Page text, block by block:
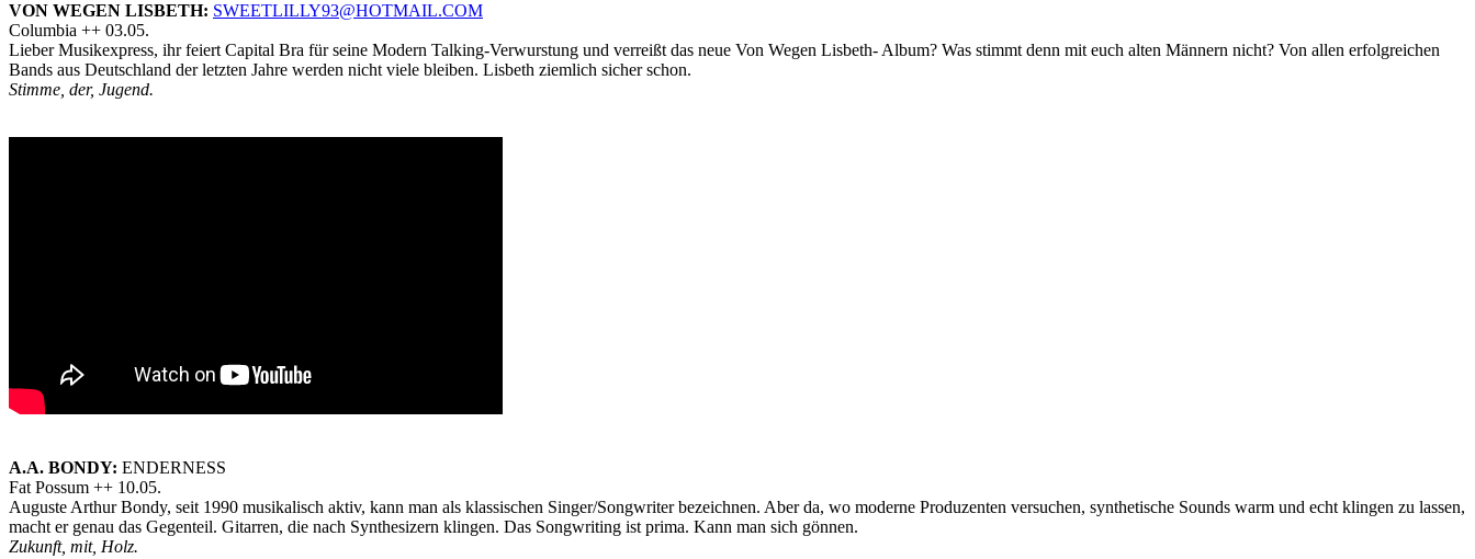
VON WEGEN LISBETH: SWEETLILLY93@HOTMAIL.COM
Columbia ++ 03.05.
Lieber Musikexpress, ihr feiert Capital Bra für seine Modern Talking-Verwurstung und verreißt das neue Von Wegen Lisbeth- Album? Was stimmt denn mit euch alten Männern nicht? Von allen erfolgreichen
Bands aus Deutschland der letzten Jahre werden nicht viele bleiben. Lisbeth ziemlich sicher schon.
Stimme, der, Jugend.
A.A. BONDY: ENDERNESS
Fat Possum ++ 10.05.
Auguste Arthur Bondy, seit 1990 musikalisch aktiv, kann man als klassischen Singer/Songwriter bezeichnen. Aber da, wo moderne Produzenten versuchen, synthetische Sounds warm und echt klingen zu lassen,
macht er genau das Gegenteil. Gitarren, die nach Synthesizern klingen. Das Songwriting ist prima. Kann man sich gönnen.
Zukunft, mit, Holz.